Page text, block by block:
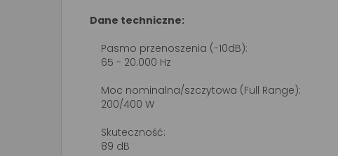
Dane techniczne:
Pasmo przenoszenia (-10dB):
65 - 20.000 Hz
Moc nominalna/szczytowa (Full Range):
200/400 W
Skuteczność:
89 dB